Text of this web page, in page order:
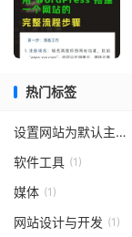
热门标签
设置网站为默认主页的通用方法
软件工具 (1)
媒体 (1)
网站设计与开发 (1)